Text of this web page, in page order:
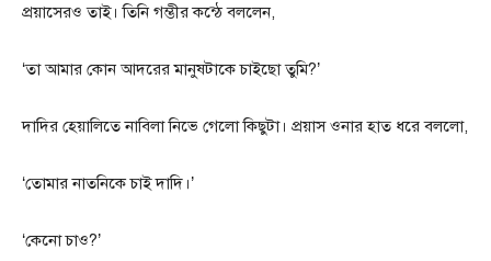
প্রয়াসেরও তাই। তিনি গম্ভীর কন্ঠে বললেন,
‘তা আমার কোন আদরের মানুষটাকে চাইছো তুমি?’
দাদির হেয়ালিতে নাবিলা নিভে গেলো কিছুটা। প্রয়াস ওনার হাত ধরে বললো,
‘তোমার নাতনিকে চাই দাদি।’
‘কেনো চাও?’